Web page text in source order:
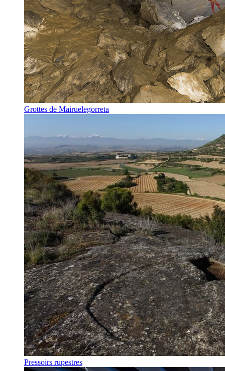
Grottes de Mairuelegorreta
Pressoirs rupestres